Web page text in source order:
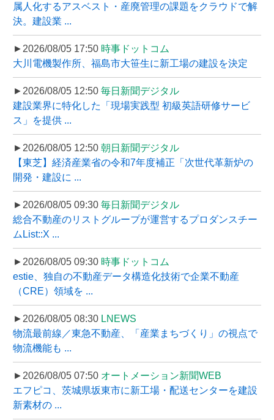
属人化するアスベスト・産廃管理の課題をクラウドで解
決。建設業 ...
►2026/08/05 17:50 時事ドットコム
大川電機製作所、福島市大笹生に新工場の建設を決定
►2026/08/05 12:50 毎日新聞デジタル
建設業界に特化した「現場実践型 初級英語研修サービ
ス」を提供 ...
►2026/08/05 12:50 朝日新聞デジタル
【東芝】経済産業省の令和7年度補正「次世代革新炉の
開発・建設に ...
►2026/08/05 09:30 毎日新聞デジタル
総合不動産のリストグループが運営するプロダンスチー
ムList::X ...
►2026/08/05 09:30 時事ドットコム
estie、独自の不動産データ構造化技術で企業不動産
（CRE）領域を ...
►2026/08/05 08:30 LNEWS
物流最前線／東急不動産、「産業まちづくり」の視点で
物流機能も ...
►2026/08/05 07:50 オートメーション新聞WEB
エフピコ、茨城県坂東市に新工場・配送センターを建設
新素材の ...